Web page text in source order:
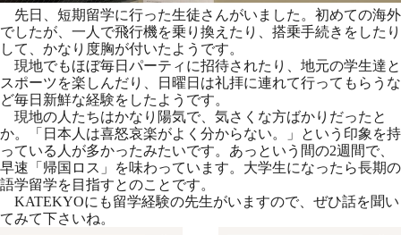
先日、短期留学に行った生徒さんがいました。初めての海外
でしたが、一人で飛行機を乗り換えたり、搭乗手続きをしたり
して、かなり度胸が付いたようです。
現地でもほぼ毎日パーティに招待されたり、地元の学生達と
スポーツを楽しんだり、日曜日は礼拝に連れて行ってもらうな
ど毎日新鮮な経験をしたようです。
現地の人たちはかなり陽気で、気さくな方ばかりだったと
か。「日本人は喜怒哀楽がよく分からない。」という印象を持
っている人が多かったみたいです。あっという間の2週間で、
早速「帰国ロス」を味わっています。大学生になったら長期の
語学留学を目指すとのことです。
KATEKYOにも留学経験の先生がいますので、ぜひ話を聞い
てみて下さいね。